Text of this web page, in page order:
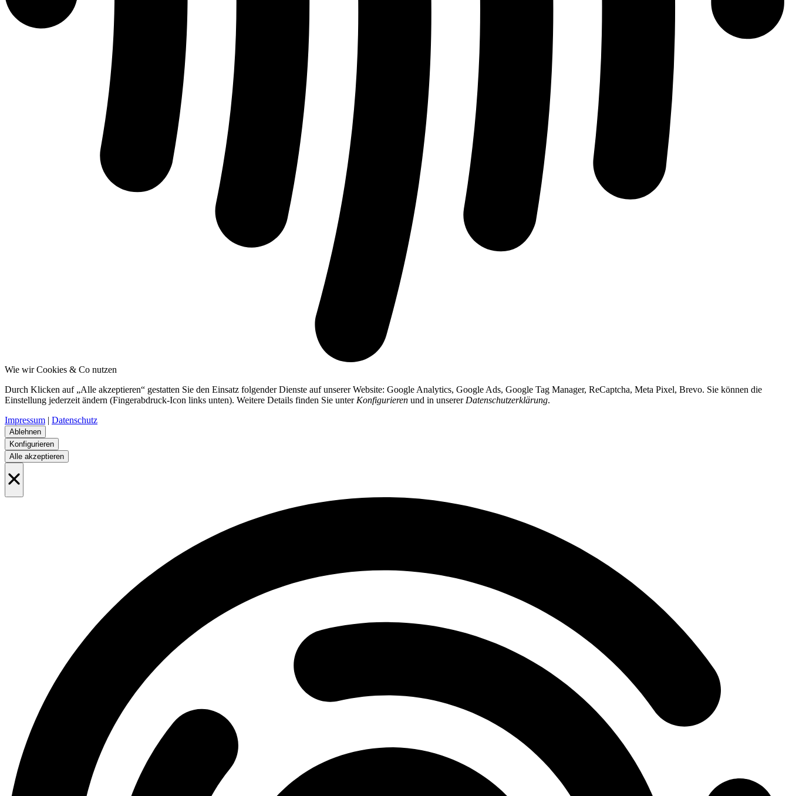
Wie wir Cookies & Co nutzen
Durch Klicken auf „Alle akzeptieren“ gestatten Sie den Einsatz folgender Dienste auf unserer Website: Google Analytics, Google Ads, Google Tag Manager, ReCaptcha, Meta Pixel, Brevo. Sie können die
Einstellung jederzeit ändern (Fingerabdruck-Icon links unten). Weitere Details finden Sie unter Konfigurieren und in unserer Datenschutzerklärung.
Impressum | Datenschutz
Ablehnen
Konfigurieren
Alle akzeptieren